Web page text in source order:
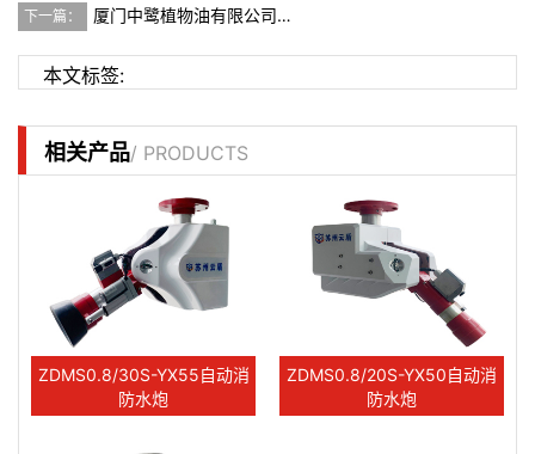
下一篇： 厦门中鹭植物油有限公司…
本文标签:
相关产品/ PRODUCTS
ZDMS0.8/30S-YX55自动消
防水炮
ZDMS0.8/20S-YX50自动消
防水炮